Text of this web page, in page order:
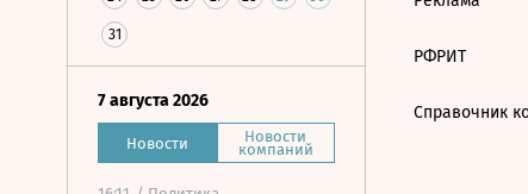
31
7 августа 2026
Новости Новости
компаний
РФРИТ
Справочник